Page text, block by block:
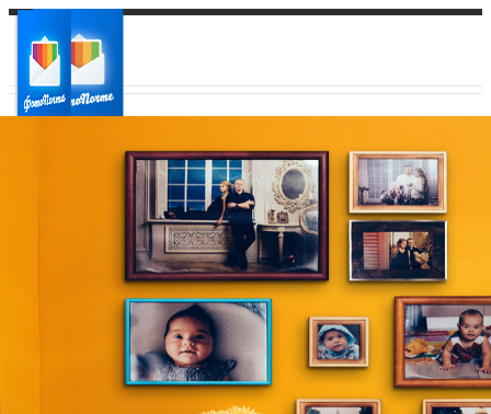
Ваш регион доставки
Выберите из списка: